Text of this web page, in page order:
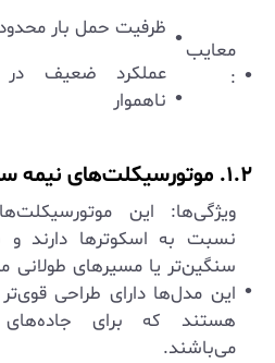
معایب
:
ظرفیت حمل بار
عملکرد ضعیف در
ناهموار
۱.۲. موتورسیکلت‌های نیمه سنگین
ویژگی‌ها: این
نسبت به اسکوترها دارند و
سنگین‌تر یا مسیرهای طولانی
این مدل‌ها دارای طراحی قوی‌تر
هستند که برای
می‌باشند.